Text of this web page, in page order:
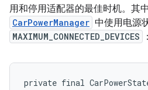
用和停用适配器的最佳时机。其
CarPowerManager 中使用电源
MAXIMUM_CONNECTED_DEVICES ：
private final